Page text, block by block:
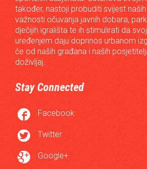
također, nastoji probuditi svijest
važnosti očuvanja javnih dobara,
dječijih igrališta te ih stimulirati da
uređenjem daju doprinos urbanom
će od naših građana i naših
doživljaj.
Stay Connected
 Facebook
 Twitter
 Google+